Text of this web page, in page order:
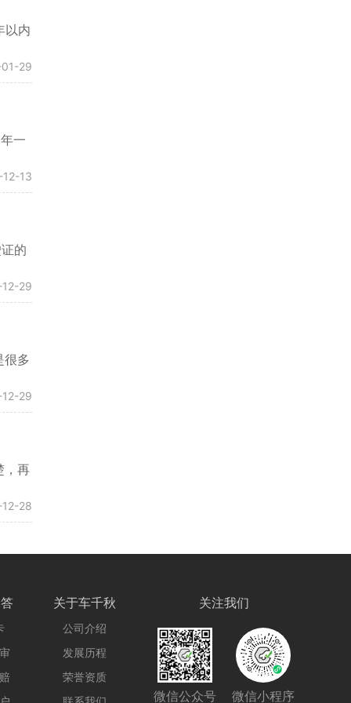
以内
29
一
12-13
的
29
很多
29
，再
28
关于车千秋
公司介绍
发展历程
荣誉资质
关注我们
微信公众号 微信小程序